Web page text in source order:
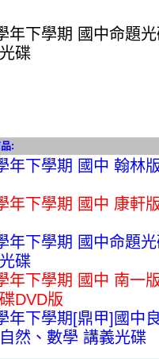
年下學期 國中命題
碟
:
年下學期 國中 翰林
年下學期 國中 康軒
年下學期 國中命題
碟
年下學期 國中 南一
DVD版
年下學期[鼎甲]國中
然、數學 講義光碟